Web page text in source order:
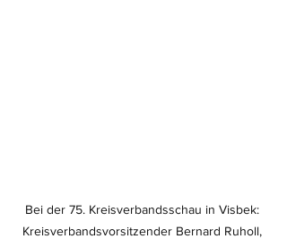
Bei der 75. Kreisverbandsschau in Visbek:
Kreisverbandsvorsitzender Bernard Ruholl,